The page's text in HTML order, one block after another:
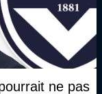
ne pas